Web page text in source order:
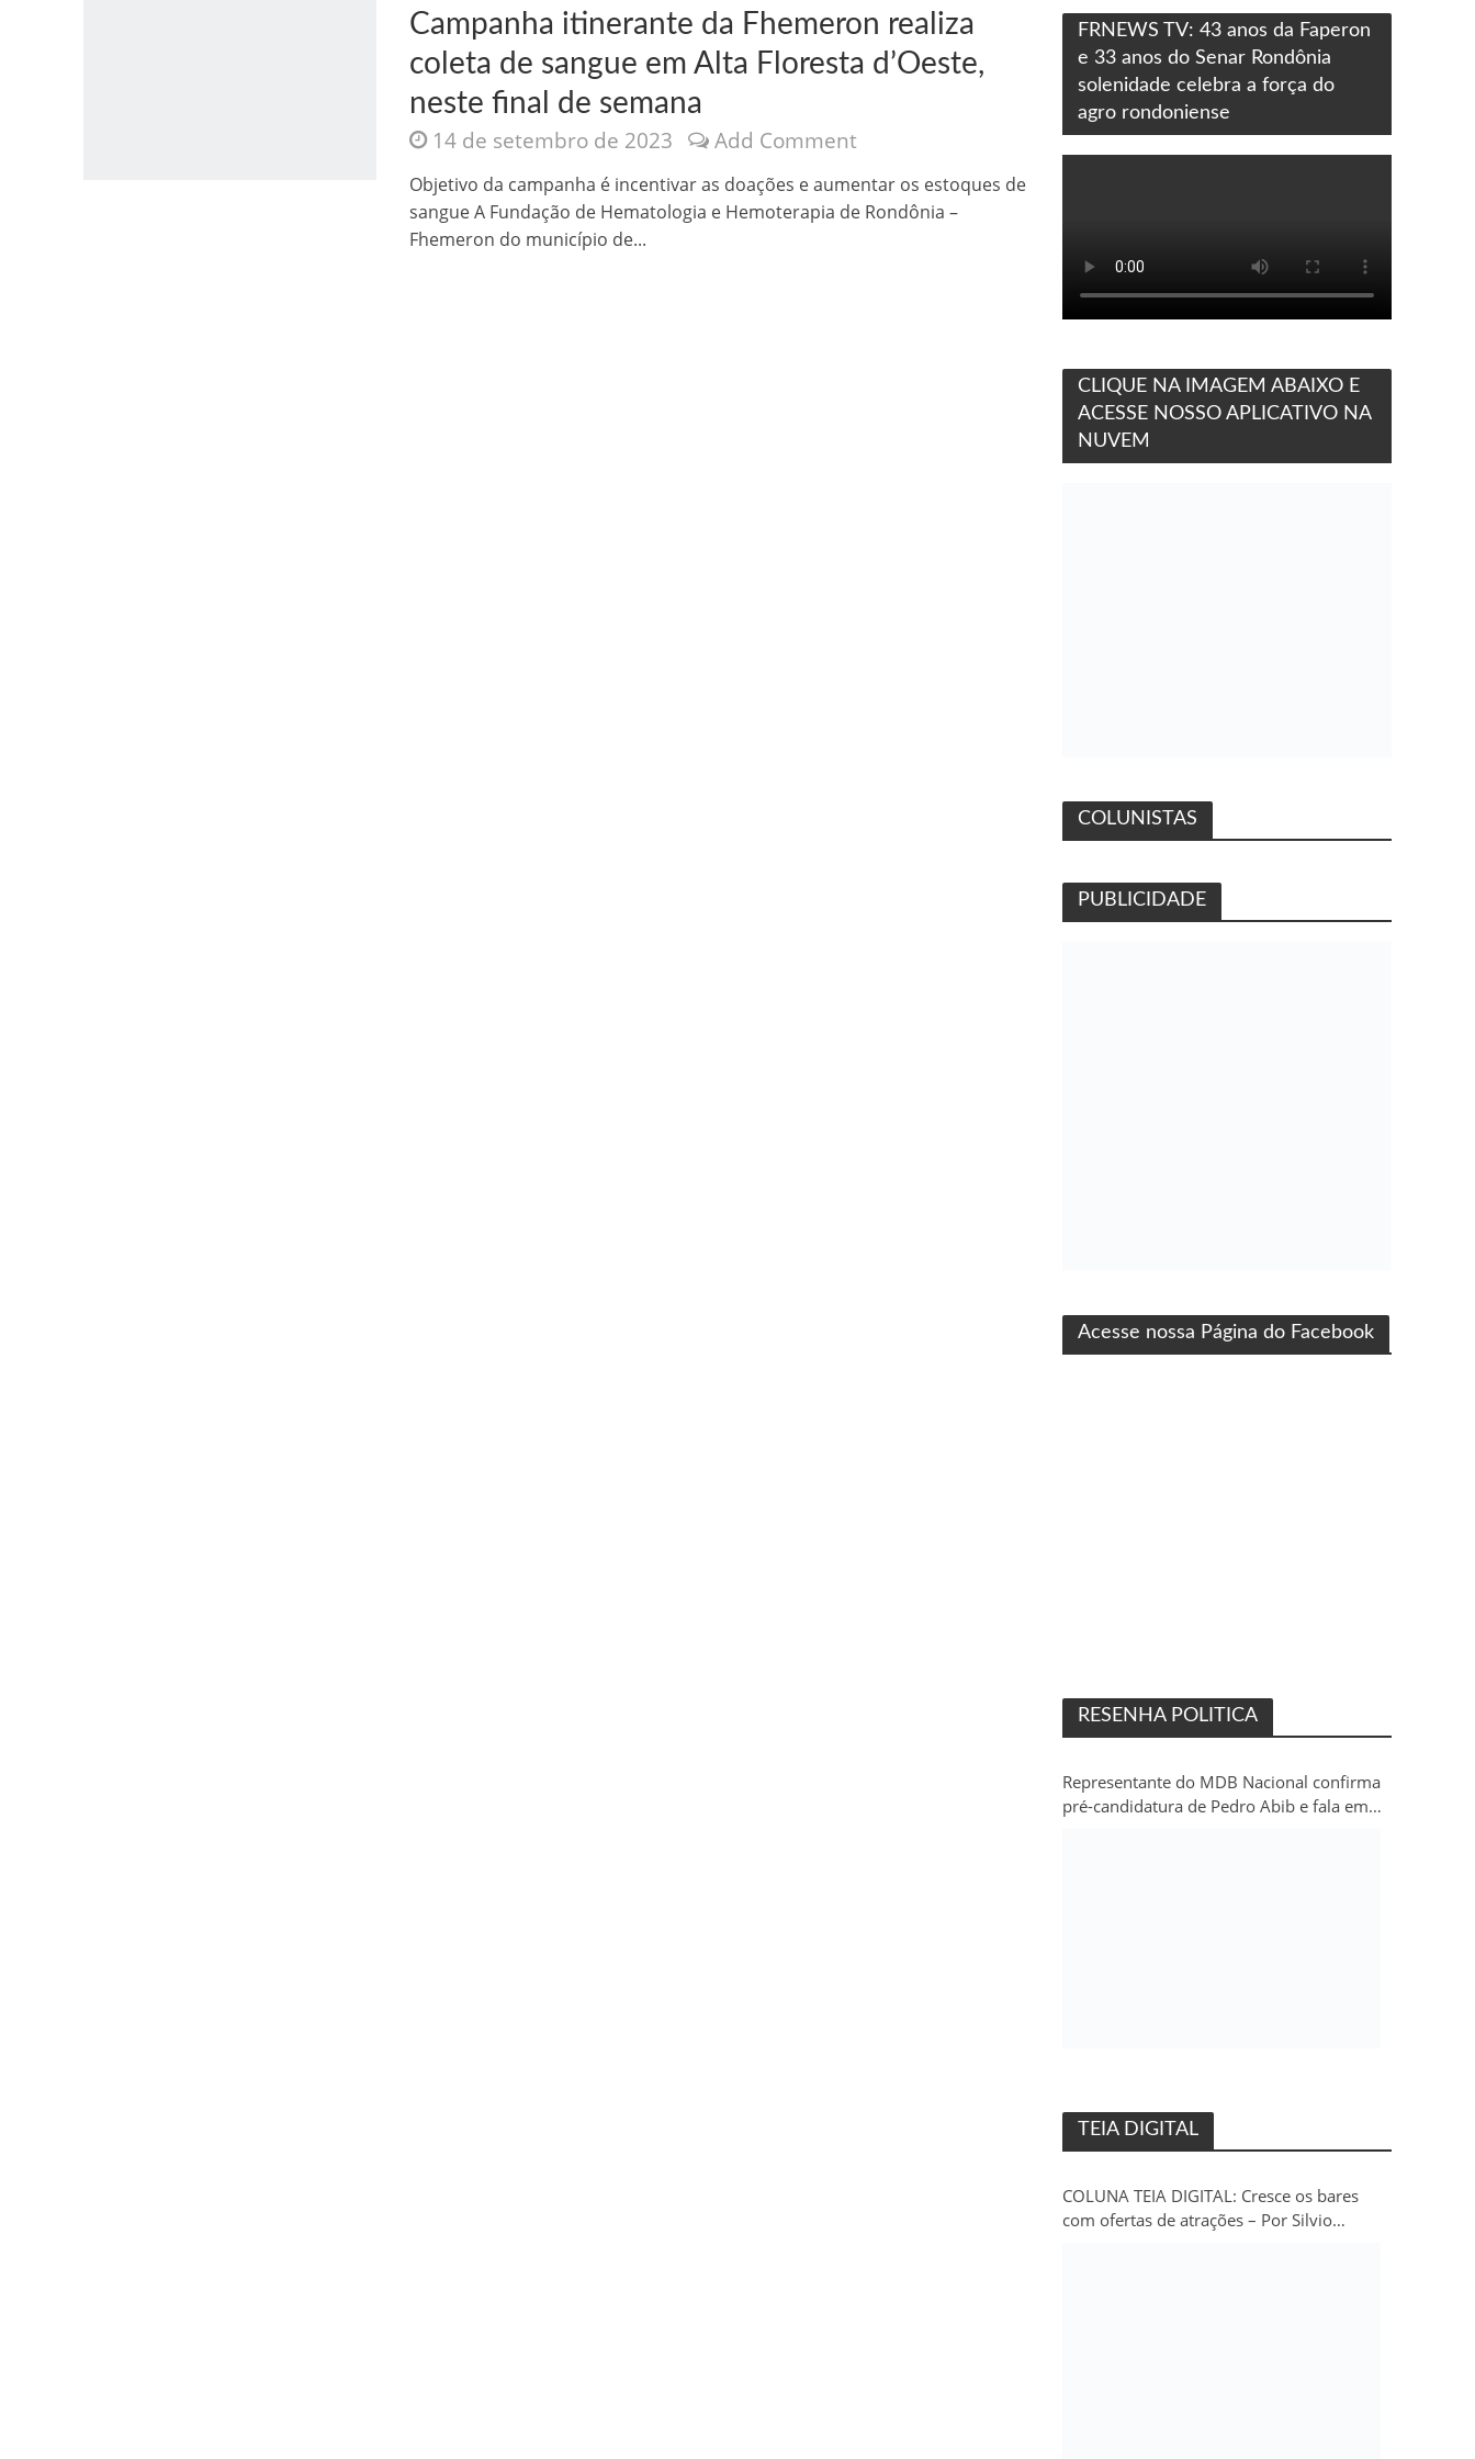
Campanha itinerante da Fhemeron realiza
coleta de sangue em Alta Floresta d’Oeste,
neste final de semana
14 de setembro de 2023 Add Comment
Objetivo da campanha é incentivar as doações e aumentar os estoques de
sangue A Fundação de Hematologia e Hemoterapia de Rondônia –
Fhemeron do município de...
FRNEWS TV: 43 anos da Faperon
e 33 anos do Senar Rondônia
solenidade celebra a força do
agro rondoniense
CLIQUE NA IMAGEM ABAIXO E
ACESSE NOSSO APLICATIVO NA
NUVEM
COLUNISTAS
PUBLICIDADE
Acesse nossa Página do Facebook
RESENHA POLITICA
Representante do MDB Nacional confirma
pré-candidatura de Pedro Abib e fala em
TEIA DIGITAL
COLUNA TEIA DIGITAL: Cresce os bares
com ofertas de atrações – Por Silvio